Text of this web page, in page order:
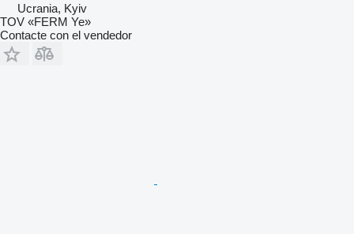
Ucrania, Kyiv
TOV «FERM Ye»
Contacte con el vendedor